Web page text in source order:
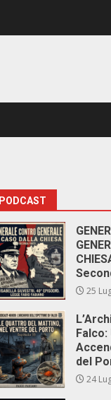
PODCAST
25
Falco:
del
24